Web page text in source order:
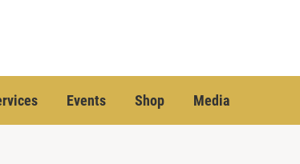
Events Shop Media